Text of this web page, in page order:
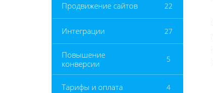
Продвижение сайтов 22
Интеграции 27
Повышение
конверсии
5
Тарифы и оплата 4